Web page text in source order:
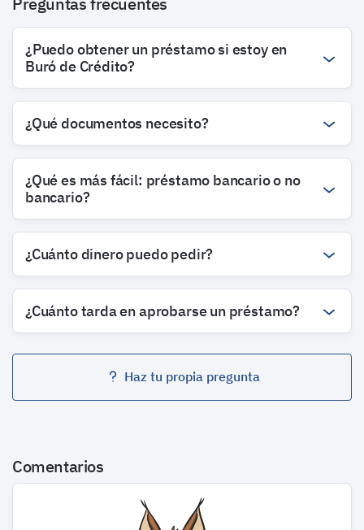
¿Puedo obtener un préstamo si estoy en
Buró de Crédito?
¿Qué documentos necesito?
¿Qué es más fácil: préstamo bancario o no
bancario?
¿Cuánto dinero puedo pedir?
¿Cuánto tarda en aprobarse un préstamo?
Haz tu propia pregunta
Comentarios